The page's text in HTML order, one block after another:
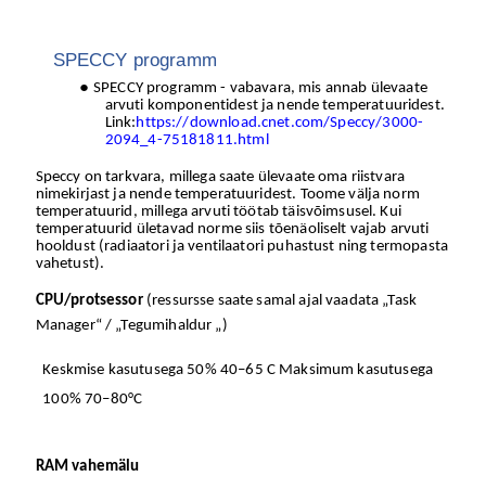
SPECCY programm
SPECCY programm - vabavara, mis annab ülevaate
arvuti komponentidest ja nende temperatuuridest.
Link: https://download.cnet.com/Speccy/3000-
2094_4-75181811.html
Speccy on tarkvara, millega saate ülevaate oma riistvara
nimekirjast ja nende temperatuuridest. Toome välja norm
temperatuurid, millega arvuti töötab täisvõimsusel. Kui
temperatuurid ületavad norme siis tõenäoliselt vajab arvuti
hooldust (radiaatori ja ventilaatori puhastust ning termopasta
vahetust).
CPU/protsessor (ressursse saate samal ajal vaadata „Task
Manager“ / „Tegumihaldur „)
Keskmise kasutusega 50% 40–65 C Maksimum kasutusega
100% 70–80°C
RAM vahemälu